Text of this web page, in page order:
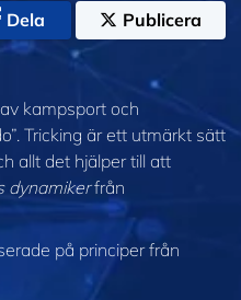
Dela Publicera
kampsport och
Tricking är ett utmärkt sätt
allt det hjälper till att
dynamikerfrån
på principer från